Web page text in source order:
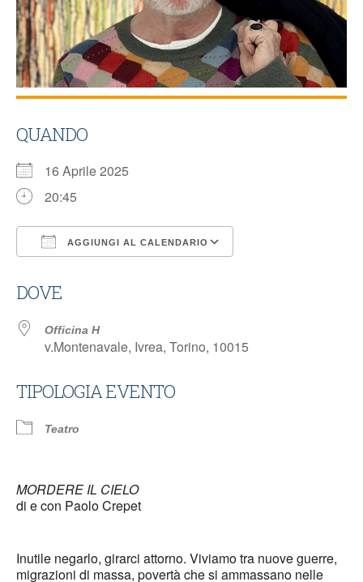
QUANDO
16 Aprile 2025
20:45
AGGIUNGI AL CALENDARIO
DOVE
Officina H
v.Montenavale, Ivrea, Torino, 10015
TIPOLOGIA EVENTO
Teatro
MORDERE IL CIELO
di e con Paolo Crepet
Inutile negarlo, girarci attorno. Viviamo tra nuove guerre,
migrazioni di massa, povertà che si ammassano nelle